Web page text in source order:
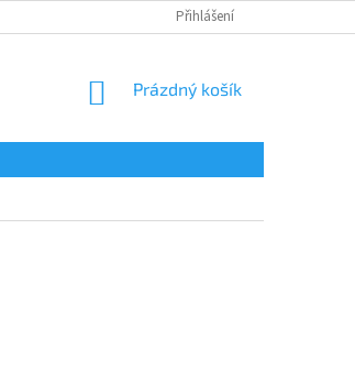
REKLAMAČNÍ ŘÁD
Přihlášení
NÁKUPNÍ
Prázdný košík